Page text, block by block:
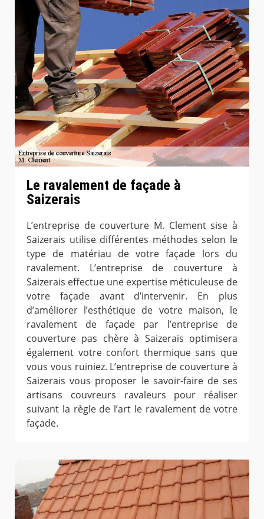
Le ravalement de façade à
Saizerais
L’entreprise de couverture M. Clement sise à
Saizerais utilise différentes méthodes selon le
type de matériau de votre façade lors du
ravalement. L’entreprise de couverture à
Saizerais effectue une expertise méticuleuse de
votre façade avant d’intervenir. En plus
d’améliorer l’esthétique de votre maison, le
ravalement de façade par l’entreprise de
couverture pas chère à Saizerais optimisera
également votre confort thermique sans que
vous vous ruiniez. L’entreprise de couverture à
Saizerais vous proposer le savoir-faire de ses
artisans couvreurs ravaleurs pour réaliser
suivant la règle de l’art le ravalement de votre
façade.